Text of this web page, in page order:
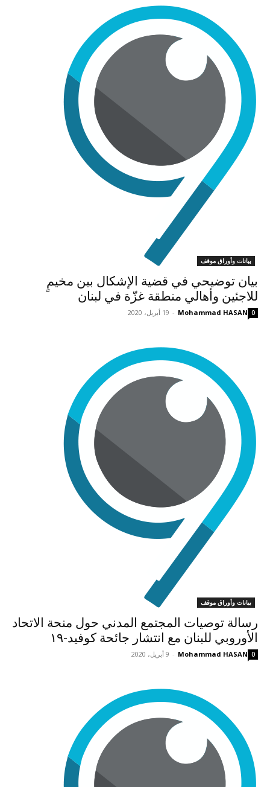
بيانات وأوراق موقف
بيان توضيحي في قضية الإشكال بين مخيمٍ
للاجئين وأهالي منطقة غزّة في لبنان
Mohammad HASAN
- 19 أبريل، 2020 0
بيانات وأوراق موقف
رسالة توصيات المجتمع المدني حول منحة الاتحاد
الأوروبي للبنان مع انتشار جائحة كوفيد-١٩
Mohammad HASAN
- 9 أبريل، 2020 0